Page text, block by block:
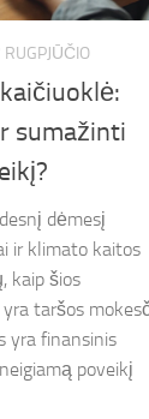
sumažinti
dėmesį
ir klimato kaitos
kaip šios
taršos
yra finansinis
poveikį